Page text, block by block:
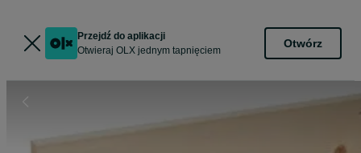
Przejdź do aplikacji
Otwieraj OLX jednym tapnięciem
Otwórz